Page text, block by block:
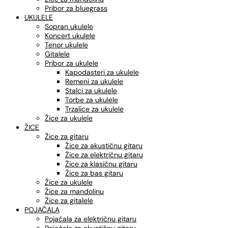
Pribor za bluegrass
UKULELE
Sopran ukulele
Koncert ukulele
Tenor ukulele
Gitalele
Pribor za ukulele
Kapodasteri za ukulele
Remeni za ukulele
Stalci za ukulele
Torbe za ukulele
Trzalice za ukulele
Žice za ukulele
ŽICE
Žice za gitaru
Žice za akustičnu gitaru
Žice za električnu gitaru
Žice za klasičnu gitaru
Žice za bas gitaru
Žice za ukulele
Žice za mandolinu
Žice za gitalele
POJAČALA
Pojačala za električnu gitaru